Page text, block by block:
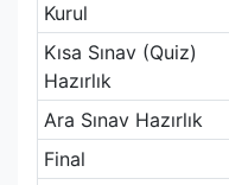
Kurul
Kısa Sınav (Quiz)
Hazırlık
Ara Sınav Hazırlık
Final